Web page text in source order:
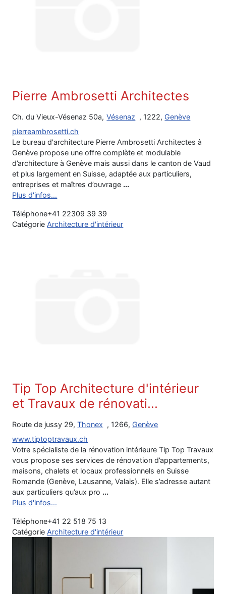
Pierre Ambrosetti Architectes
Ch. du Vieux-Vésenaz 50a,Vésenaz , 1222,Genève
pierreambrosetti.ch
Le bureau d'architecture Pierre Ambrosetti Architectes à
Genève propose une offre complète et modulable
d’architecture à Genève mais aussi dans le canton de Vaud
et plus largement en Suisse, adaptée aux particuliers,
entreprises et maîtres d’ouvrage ...
Plus d'infos...
Téléphone+41 22309 39 39
Catégorie Architecture d'intérieur
Tip Top Architecture d'intérieur
et Travaux de rénovati...
Route de jussy 29,Thonex , 1266,Genève
www.tiptoptravaux.ch
Votre spécialiste de la rénovation intérieure Tip Top Travaux
vous propose ses services de rénovation d’appartements,
maisons, chalets et locaux professionnels en Suisse
Romande (Genève, Lausanne, Valais). Elle s’adresse autant
aux particuliers qu’aux pro ...
Plus d'infos...
Téléphone+41 22 518 75 13
Catégorie Architecture d'intérieur